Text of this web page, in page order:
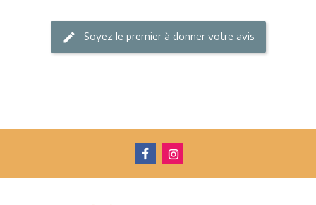
Soyez le premier à donner votre avis